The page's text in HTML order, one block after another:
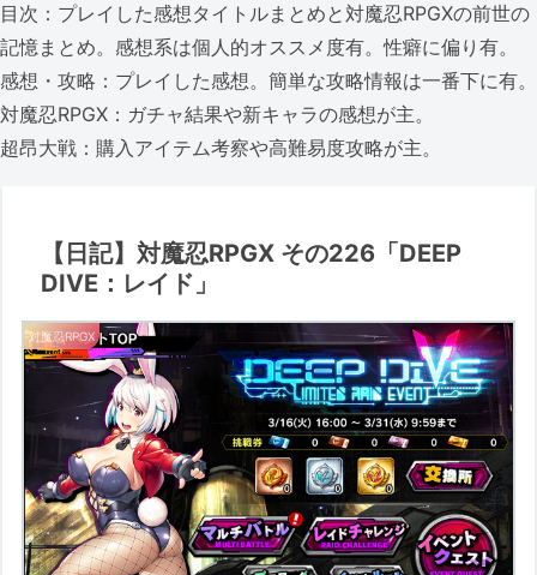
目次：プレイした感想タイトルまとめと対魔忍RPGXの前世の
記憶まとめ。感想系は個人的オススメ度有。性癖に偏り有。
感想・攻略：プレイした感想。簡単な攻略情報は一番下に有。
対魔忍RPGX：ガチャ結果や新キャラの感想が主。
超昂大戦：購入アイテム考察や高難易度攻略が主。
【日記】対魔忍RPGX その226「DEEP
DIVE：レイド」
対魔忍RPGX